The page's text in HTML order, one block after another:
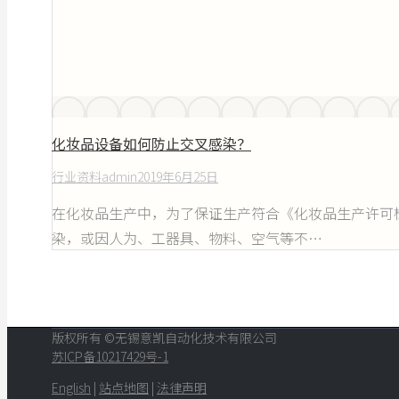
化妆品设备如何防止交叉感染？
行业资料admin2019年6月25日
在化妆品生产中，为了保证生产符合《化妆品生产许
染，或因人为、工器具、物料、空气等不…
版权所有 ©无锡意凯自动化技术有限公司
苏ICP备10217429号-1
English | 站点地图 | 法律声明